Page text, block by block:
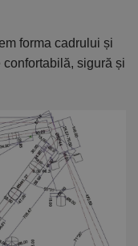
forma cadrului și
sigură și